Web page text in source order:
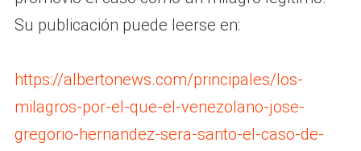
Su publicación puede leerse en:
https://albertonews.com/principales/los-
milagros-por-el-que-el-venezolano-jose-
gregorio-hernandez-sera-santo-el-caso-de-